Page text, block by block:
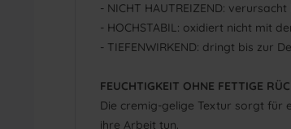
- NICHT HAUTREIZEND:
- HOCHSTABIL: oxidiert nicht mit
- TIEFENWIRKEND: dringt bis zur
FEUCHTIGKEIT OHNE FETTIGE
Die cremig-gelige Textur sorgt für
ihre Arbeit tun.